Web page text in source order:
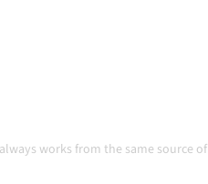
works from the same source of